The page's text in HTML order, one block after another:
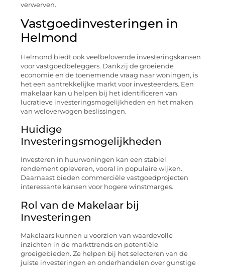
verwerven.
Vastgoedinvesteringen in
Helmond
Helmond biedt ook veelbelovende investeringskansen
voor vastgoedbeleggers. Dankzij de groeiende
economie en de toenemende vraag naar woningen, is
het een aantrekkelijke markt voor investeerders. Een
makelaar kan u helpen bij het identificeren van
lucratieve investeringsmogelijkheden en het maken
van weloverwogen beslissingen.
Huidige
Investeringsmogelijkheden
Investeren in huurwoningen kan een stabiel
rendement opleveren, vooral in populaire wijken.
Daarnaast bieden commerciële vastgoedprojecten
interessante kansen voor hogere winstmarges.
Rol van de Makelaar bij
Investeringen
Makelaars kunnen u voorzien van waardevolle
inzichten in de markttrends en potentiële
groeigebieden. Ze helpen bij het selecteren van de
juiste investeringen en onderhandelen over gunstige